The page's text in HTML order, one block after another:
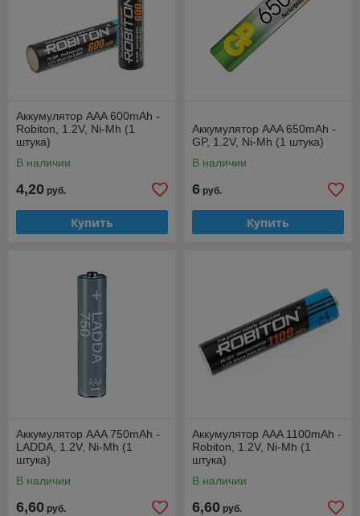
— обычно от 600 до 1100 мА·ч.
Количество циклов зарядки
— от300 до 1500
зависимости от модели.
Низкий саморазряд
— современные модели
Аккумулятор AAA 600mAh -
Robiton, 1.2V, Ni-Mh (1
штука)
В наличии
4,20 руб.
Купить
Аккумулятор AAA 650mAh -
GP, 1.2V, Ni-Mh (1 штука)
В наличии
6 руб.
Купить
Аккумулятор AAA 750mAh -
LADDA, 1.2V, Ni-Mh (1
штука)
В наличии
6,60 руб.
Аккумулятор AAA 1100mAh -
Robiton, 1.2V, Ni-Mh (1
штука)
В наличии
6,60 руб.